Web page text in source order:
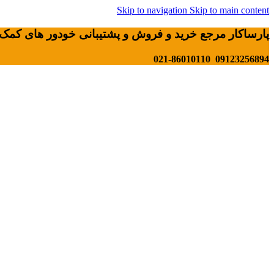
Skip to navigation Skip to main content
پارساکار مرجع خرید و فروش و پشتیبانی خودور های کمک
09123256894 021-86010110